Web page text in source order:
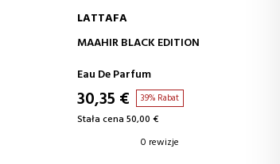
DODAJ DO KOSZYKA
LATTAFA
MAAHIR BLACK EDITION
Eau De Parfum
30,35 € 39% Rabat
Stała cena 50,00 €
0 rewizje